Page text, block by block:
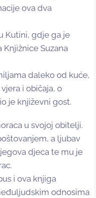
ova dva
Kutini, gdje ga je
Suzana
daleko od kuće,
i običaja, o
je književni gost.
u svojoj obitelji.
a ljubav
djeca te mu je
i ova knjiga
odnosima